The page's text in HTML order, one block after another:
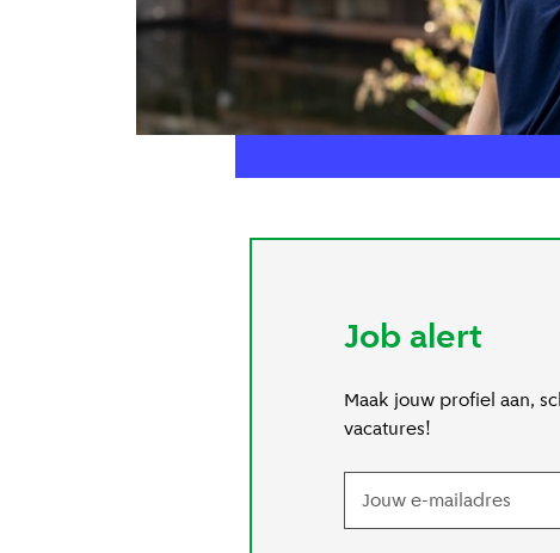
Job alert
Maak jouw profiel aan,
vacatures!